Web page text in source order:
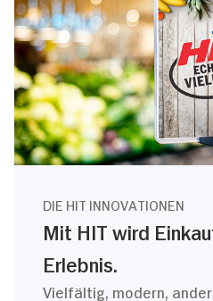
DIE HIT INNOVATIONEN
Mit HIT wird
Erlebnis.
Vielfältig, modern,